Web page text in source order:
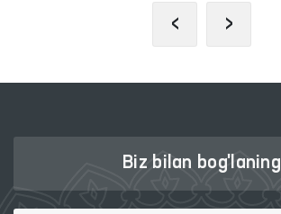
‹ ›
Biz bilan bog'laning